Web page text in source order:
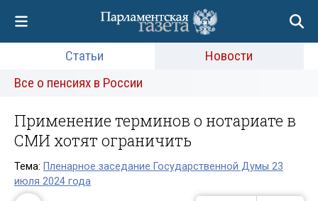
Статьи
Новости
Все о пенсиях в России
Применение терминов о нотариате в
СМИ хотят ограничить
Тема: Пленарное заседание Государственной Думы 23
июля 2024 года